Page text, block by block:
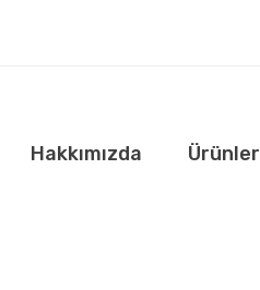
Hakkımızda Ürünler